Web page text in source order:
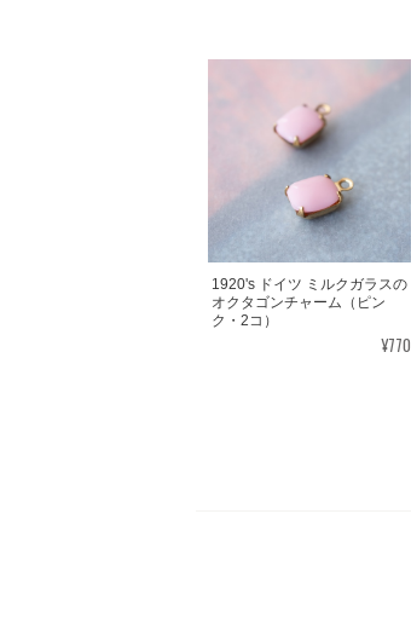
1920's ドイツ ミルクガラスの
オクタゴンチャーム（ピン
ク・2コ）
¥770